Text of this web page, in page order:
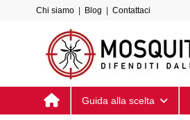
Chi siamo Blog Contattaci
Guida alla scelta